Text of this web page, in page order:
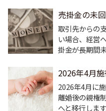
売掛金の未
取引先からの
い場合、経営
掛金が長期間
2026年4月
2026年4月に
離婚後の親権
へと移行しま